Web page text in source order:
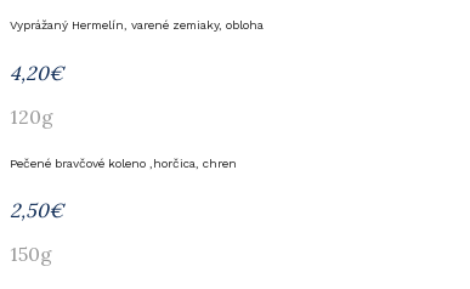
Vyprážaný Hermelín, varené zemiaky, obloha
4,20€
120g
Pečené bravčové koleno ,horčica, chren
2,50€
150g